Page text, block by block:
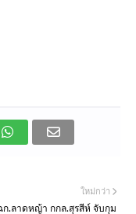
ใหม่กว่า
ก.ลาดหญ้า กกล.สุรสีห์ จับกุม